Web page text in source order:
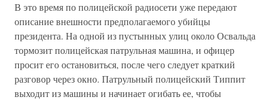
В это время по полицейской радиосети уже передают
описание внешности предполагаемого убийцы
президента. На одной из пустынных улиц около Освальда
тормозит полицейская патрульная машина, и офицер
просит его остановиться, после чего следует краткий
разговор через окно. Патрульный полицейский Типпит
выходит из машины и начинает огибать ее, чтобы